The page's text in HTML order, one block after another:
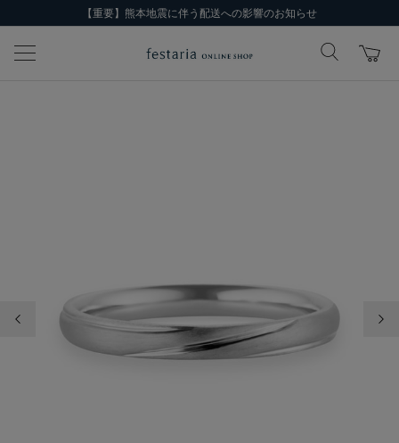
【重要】熊本地震に伴う配送への影響のお知らせ